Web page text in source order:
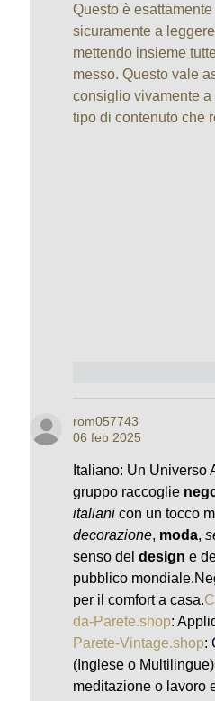
Questo è
sicuramente a
mettendo insieme
messo. Questo vale
consiglio vivamente
tipo di contenuto che
rom057743
06 feb 2025
Italiano: Un
gruppo raccoglie
italiani con un tocco
decorazione, moda,
senso del design e
pubblico
per il comfort a casa.
da-Parete.shop:
Parete-Vintage.shop:
(Inglese o Multilingue)
meditazione o lavoro